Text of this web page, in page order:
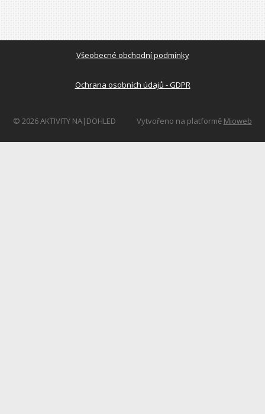
Všeobecné obchodní podmínky
Ochrana osobních údajů - GDPR
© 2026 AKTIVITY NA|DOHLED Vytvořeno na platformě Mioweb